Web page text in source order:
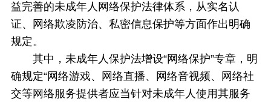
益完善的未成年人网络保护法律体系，从实名认
证、网络欺凌防治、私密信息保护等方面作出明确
规定。
其中，未成年人保护法增设“网络保护”专章，明
确规定“网络游戏、网络直播、网络音视频、网络社
交等网络服务提供者应当针对未成年人使用其服务